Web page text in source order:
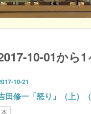
10-01から
-10-21
田修一「怒り」（上）（
本